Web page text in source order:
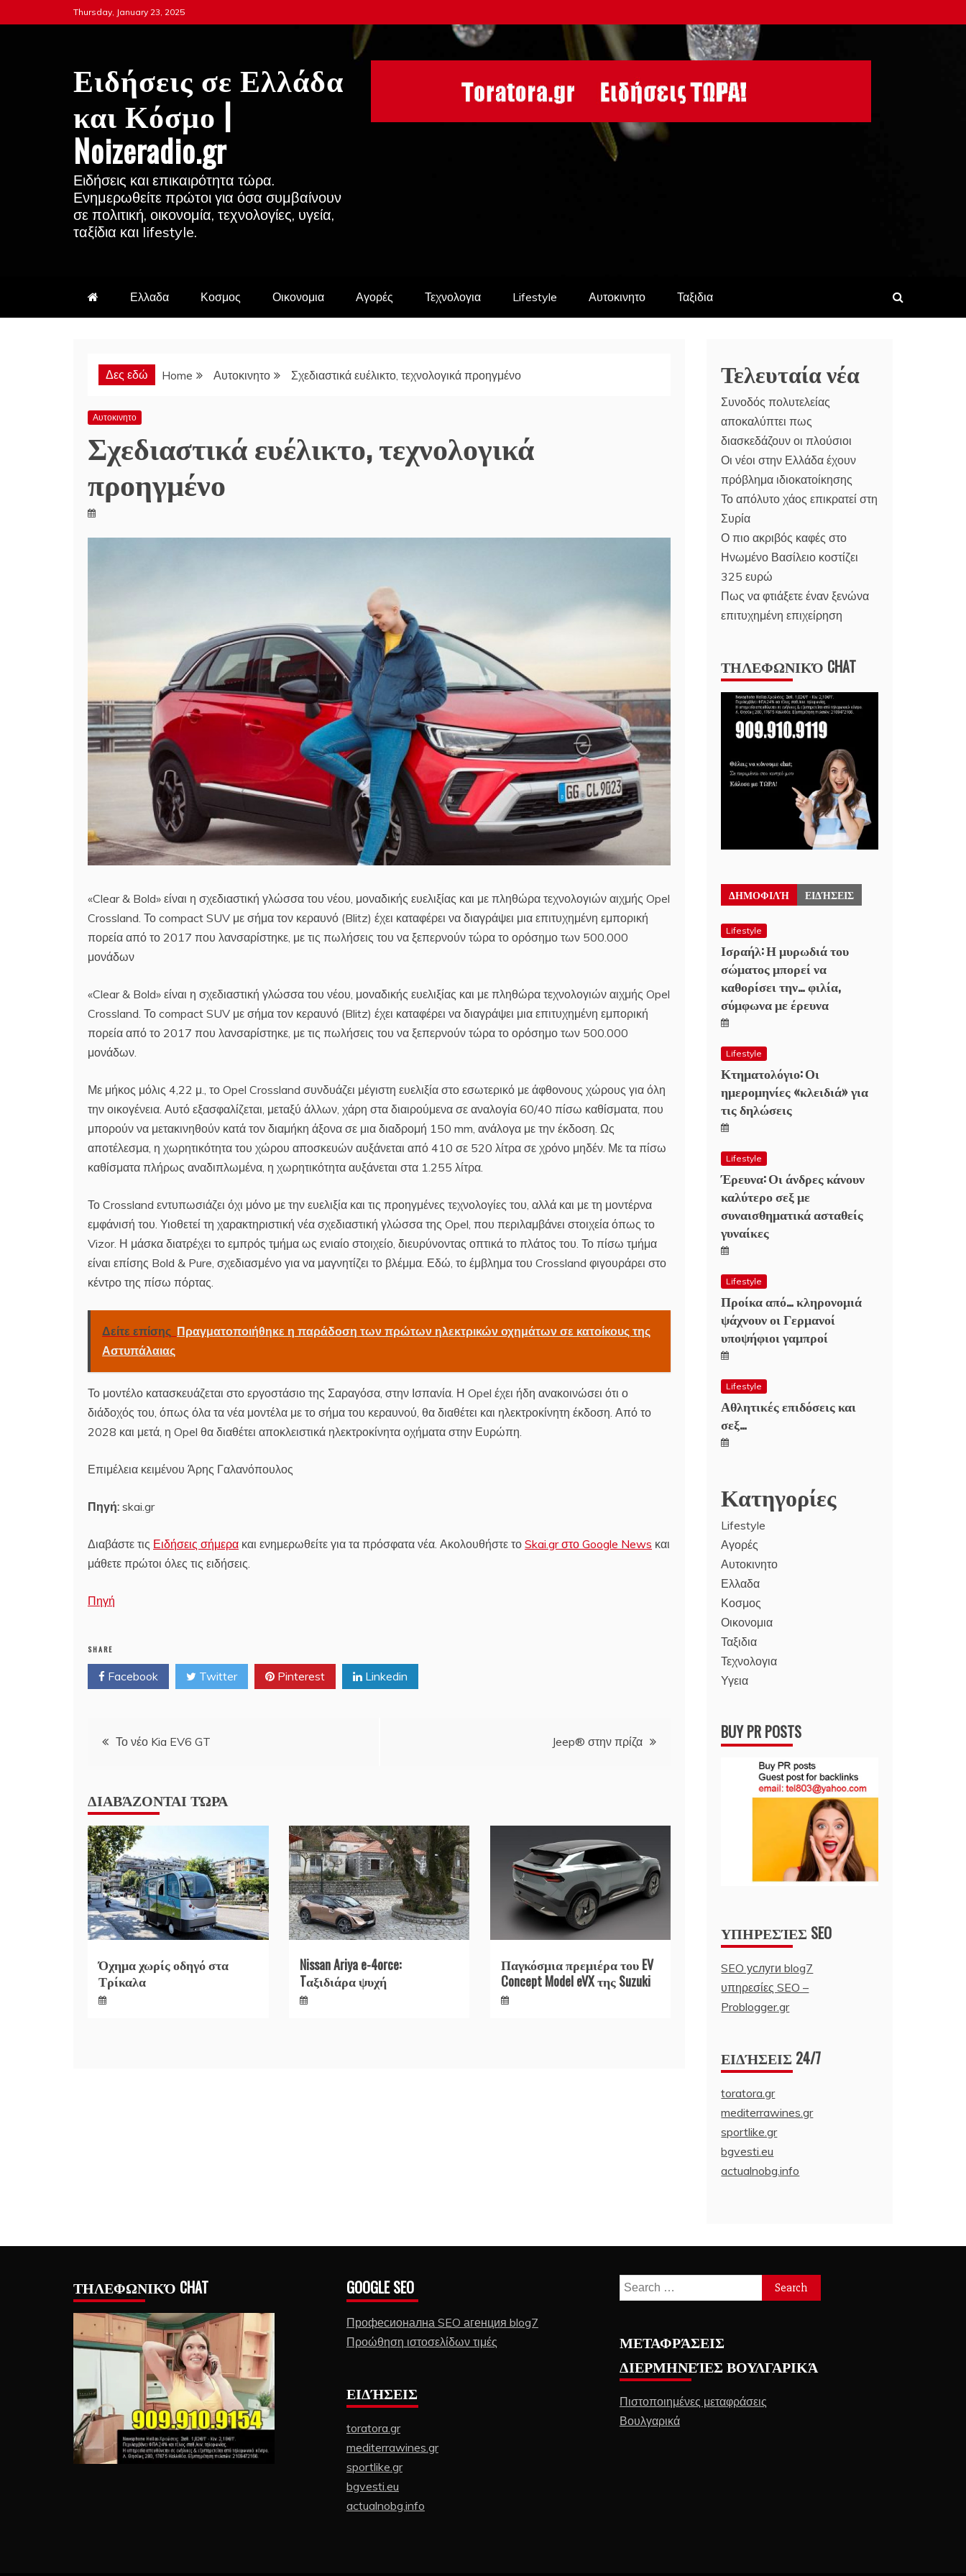
to
Thursday, January 23, 2025
Ειδήσεις σε Ελλάδα
και Κόσμο |
Noizeradio.gr
Ειδήσεις και επικαιρότητα τώρα.
Ενημερωθείτε πρώτοι για όσα συμβαίνουν
σε πολιτική, οικονομία, τεχνολογίες, υγεία,
ταξίδια και lifestyle.
Ελλαδα Κοσμος Οικονομια Αγορές Τεχνολογια Lifestyle Αυτοκινητο Ταξιδια
Δες εδώ Home Αυτοκινητο Σχεδιαστικά ευέλικτο, τεχνολογικά προηγμένο
Αυτοκινητο
Σχεδιαστικά ευέλικτο, τεχνολογικά
προηγμένο
«Clear & Bold» είναι η σχεδιαστική γλώσσα του νέου, μοναδικής ευελιξίας και με πληθώρα τεχνολογιών αιχμής Opel
Crossland. Το compact SUV με σήμα τον κεραυνό (Blitz) έχει καταφέρει να διαγράψει μια επιτυχημένη εμπορική
πορεία από το 2017 που λανσαρίστηκε, με τις πωλήσεις του να ξεπερνούν τώρα το ορόσημο των 500.000
μονάδων
«Clear & Bold» είναι η σχεδιαστική γλώσσα του νέου, μοναδικής ευελιξίας και με πληθώρα τεχνολογιών αιχμής Opel
Crossland. Το compact SUV με σήμα τον κεραυνό (Blitz) έχει καταφέρει να διαγράψει μια επιτυχημένη εμπορική
πορεία από το 2017 που λανσαρίστηκε, με τις πωλήσεις του να ξεπερνούν τώρα το ορόσημο των 500.000
μονάδων.
Με μήκος μόλις 4,22 μ., το Opel Crossland συνδυάζει μέγιστη ευελιξία στο εσωτερικό με άφθονους χώρους για όλη
την οικογένεια. Αυτό εξασφαλίζεται, μεταξύ άλλων, χάρη στα διαιρούμενα σε αναλογία 60/40 πίσω καθίσματα, που
μπορούν να μετακινηθούν κατά τον διαμήκη άξονα σε μια διαδρομή 150 mm, ανάλογα με την έκδοση. Ως
αποτέλεσμα, η χωρητικότητα του χώρου αποσκευών αυξάνεται από 410 σε 520 λίτρα σε χρόνο μηδέν. Με τα πίσω
καθίσματα πλήρως αναδιπλωμένα, η χωρητικότητα αυξάνεται στα 1.255 λίτρα.
Το Crossland εντυπωσιάζει όχι μόνο με την ευελιξία και τις προηγμένες τεχνολογίες του, αλλά και με τη μοντέρνα
εμφάνισή του. Υιοθετεί τη χαρακτηριστική νέα σχεδιαστική γλώσσα της Opel, που περιλαμβάνει στοιχεία όπως το
Vizor. Η μάσκα διατρέχει το εμπρός τμήμα ως ενιαίο στοιχείο, διευρύνοντας οπτικά το πλάτος του. Το πίσω τμήμα
είναι επίσης Bold & Pure, σχεδιασμένο για να μαγνητίζει το βλέμμα. Εδώ, το έμβλημα του Crossland φιγουράρει στο
κέντρο της πίσω πόρτας.
Δείτε επίσης Πραγματοποιήθηκε η παράδοση των πρώτων ηλεκτρικών οχημάτων σε κατοίκους της
Αστυπάλαιας
Το μοντέλο κατασκευάζεται στο εργοστάσιο της Σαραγόσα, στην Ισπανία. Η Opel έχει ήδη ανακοινώσει ότι ο
διάδοχός του, όπως όλα τα νέα μοντέλα με το σήμα του κεραυνού, θα διαθέτει και ηλεκτροκίνητη έκδοση. Από το
2028 και μετά, η Opel θα διαθέτει αποκλειστικά ηλεκτροκίνητα οχήματα στην Ευρώπη.
Επιμέλεια κειμένου Άρης Γαλανόπουλος
Πηγή: skai.gr
Διαβάστε τις Ειδήσεις σήμερα και ενημερωθείτε για τα πρόσφατα νέα. Ακολουθήστε το Skai.gr στο Google News και
μάθετε πρώτοι όλες τις ειδήσεις.
Πηγή
SHARE
Facebook Twitter Pinterest Linkedin
PostΤο νέο Kia EV6 GT Jeep® στην πρίζα
ΔΙΑΒΆΖΟΝΤΑΙ ΤΏΡΑ
Όχημα χωρίς οδηγό στα
Τρίκαλα
Nissan Ariya e-4orce:
Tαξιδιάρα ψυχή
Παγκόσμια πρεμιέρα του EV
Concept Model eVX της Suzuki
Τελευταία νέα
Συνοδός πολυτελείας
αποκαλύπτει πως
διασκεδάζουν οι πλούσιοι
Οι νέοι στην Ελλάδα έχουν
πρόβλημα ιδιοκατοίκησης
Το απόλυτο χάος επικρατεί στη
Συρία
Ο πιο ακριβός καφές στο
Ηνωμένο Βασίλειο κοστίζει
325 ευρώ
Πως να φτιάξετε έναν ξενώνα
επιτυχημένη επιχείρηση
ΤΗΛΕΦΩΝΙΚΌ CHAT
ΔΗΜΟΦΙΛΉ ΕΙΔΉΣΕΙΣ
Lifestyle
Ισραήλ: Η μυρωδιά του
σώματος μπορεί να
καθορίσει την… φιλία,
σύμφωνα με έρευνα
Lifestyle
Κτηματολόγιο: Οι
ημερομηνίες «κλειδιά» για
τις δηλώσεις
Lifestyle
Έρευνα: Οι άνδρες κάνουν
καλύτερο σεξ με
συναισθηματικά ασταθείς
γυναίκες
Lifestyle
Προίκα από… κληρονομιά
ψάχνουν οι Γερμανοί
υποψήφιοι γαμπροί
Lifestyle
Αθλητικές επιδόσεις και
σεξ…
Κατηγορίες
Lifestyle
Αγορές
Αυτοκινητο
Ελλαδα
Κοσμος
Οικονομια
Ταξιδια
Τεχνολογια
Υγεια
BUY PR POSTS
ΥΠΗΡΕΣΊΕΣ SEO
SEO услуги blog7
υπηρεσίες SEO –
Problogger.gr
ΕΙΔΉΣΕΙΣ 24/7
toratora.gr
mediterrawines.gr
sportlike.gr
bgvesti.eu
actualnobg.info
ΤΗΛΕΦΩΝΙΚΌ CHAT GOOGLE SEO
Професионална SEO агенция blog7
Προώθηση ιστοσελίδων τιμές
ΕΙΔΉΣΕΙΣ
toratora.gr
mediterrawines.gr
sportlike.gr
bgvesti.eu
actualnobg.info
Search
for:
ΜΕΤΑΦΡΆΣΕΙΣ
ΔΙΕΡΜΗΝΕΊΕΣ ΒΟΥΛΓΑΡΙΚΆ
Πιστοποιημένες μεταφράσεις
Βουλγαρικά